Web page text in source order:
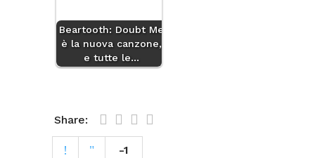
Beartooth: Doubt Me
è la nuova canzone,
e tutte le…
Share:
-1